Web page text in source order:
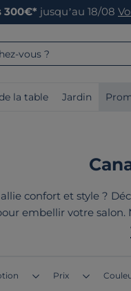
300€* jusqu’au 18/08
vous ?
la table Jardin
confort et style ?
embellir votre salon.
est conçu avec
Prix